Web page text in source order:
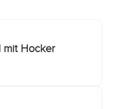
mit Hocker